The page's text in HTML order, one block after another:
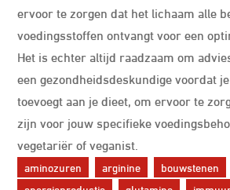
ervoor te zorgen dat het lichaam alle
voedingsstoffen ontvangt voor een
Het is echter altijd raadzaam om
een gezondheidsdeskundige voordat
toevoegt aan je dieet, om ervoor te
zijn voor jouw specifieke
vegetariër of veganist.
aminozuren arginine bouwstenen